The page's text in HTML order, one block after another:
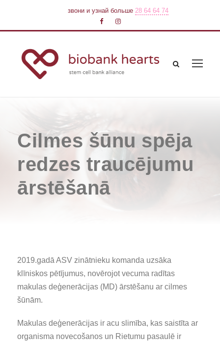
звони и узнай больше28 64 64 74
Cilmes šūnu spēja
redzes traucējumu
ārstēšanā
2019.gadā ASV zinātnieku komanda uzsāka
klīniskos pētījumus, novērojot vecuma radītas
makulas deģenerācijas (MD) ārstēšanu ar cilmes
šūnām.
Makulas deģenerācijas ir acu slimība, kas saistīta ar
organisma novecošanos un Rietumu pasaulē ir